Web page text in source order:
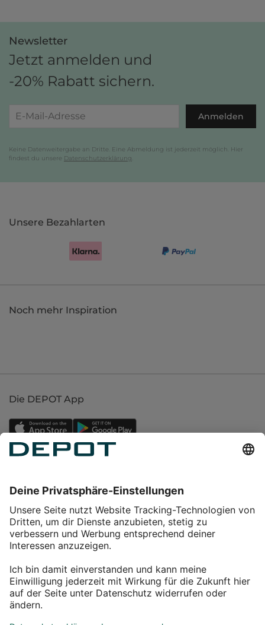
Newsletter
Jetzt anmelden und
-20% Rabatt sichern.
Anmelden
Keine Datenweitergabe an Dritte. Eine Abmeldung ist jederzeit möglich. Hier
findest du unsere Datenschutzerklärung
Unsere Bezahlarten
Noch mehr Inspiration
Die DEPOT App
Service
Über DEPOT
Kontakt